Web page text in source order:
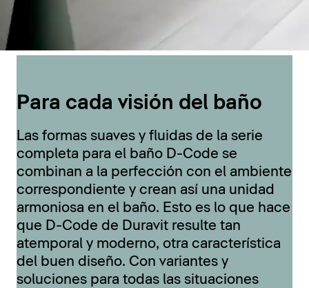
Para cada visión del baño
Las formas suaves y fluidas de la serie
completa para el baño D-Code se
combinan a la perfección con el ambiente
correspondiente y crean así una unidad
armoniosa en el baño. Esto es lo que hace
que D-Code de Duravit resulte tan
atemporal y moderno, otra característica
del buen diseño. Con variantes y
soluciones para todas las situaciones